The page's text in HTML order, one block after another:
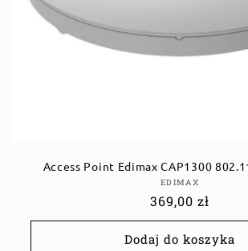
Access Point Edimax CAP1300
Dostawca:
EDIMAX
Cena
regularna
369,00 zł
Dodaj do koszyka